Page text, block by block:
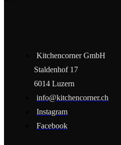
Kitchencorner GmbH
Staldenhof 17
6014 Luzern
info@kitchencorner.ch
Instagram
Facebook